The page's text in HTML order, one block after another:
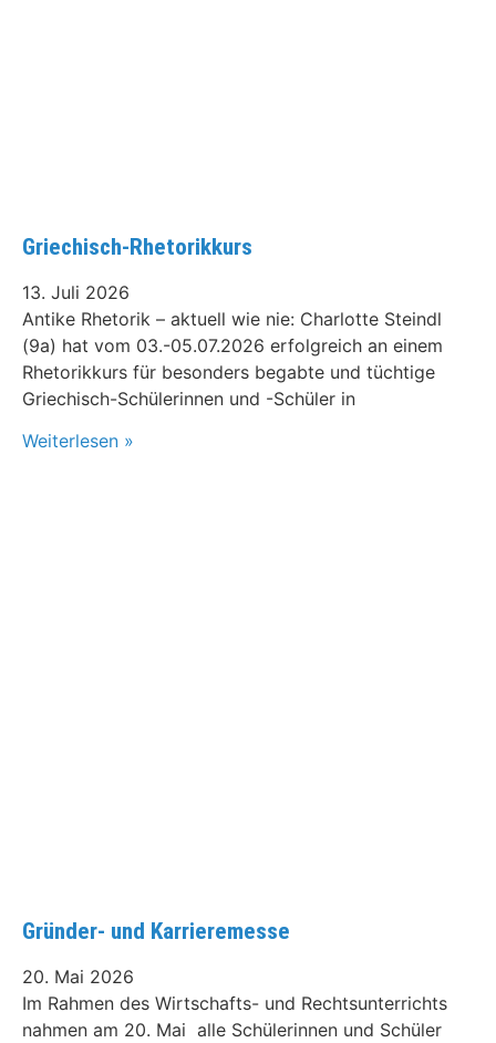
Griechisch-Rhetorikkurs
13. Juli 2026
Antike Rhetorik – aktuell wie nie: Charlotte Steindl
(9a) hat vom 03.-05.07.2026 erfolgreich an einem
Rhetorikkurs für besonders begabte und tüchtige
Griechisch-Schülerinnen und -Schüler in
Weiterlesen »
Gründer- und Karrieremesse
20. Mai 2026
Im Rahmen des Wirtschafts- und Rechtsunterrichts
nahmen am 20. Mai alle Schülerinnen und Schüler